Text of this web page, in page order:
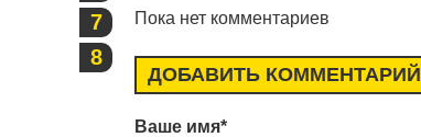
7
8
Пока нет комментариев
ДОБАВИТЬ КОММЕНТАРИЙ
Ваше имя*